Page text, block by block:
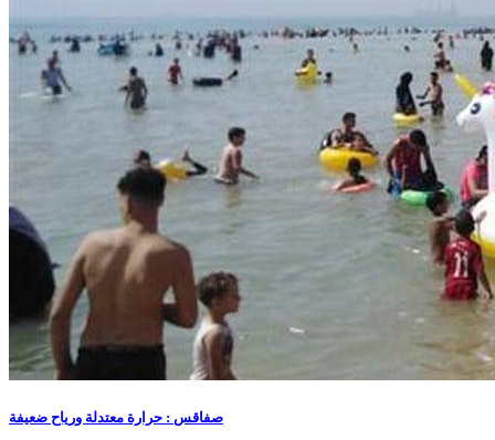
صفاقس : حرارة معتدلة ورياح ضعيفة